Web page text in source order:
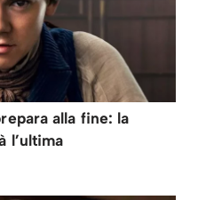
alla fine: la
l’ultima